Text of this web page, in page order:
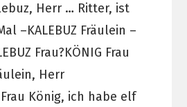
Herr … Ritter, ist
–KALEBUZ Fräulein –
Frau?KÖNIG Frau
Herr
Frau König, ich habe elf